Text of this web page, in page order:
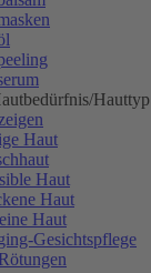
Hauttyp
Haut
Haut
Haut
Haut
Gesichtspflege